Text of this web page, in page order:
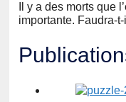
Il y a des morts que
importante. Faudra-